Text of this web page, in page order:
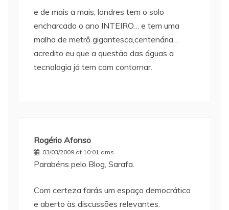
e de mais a mais, londres tem o solo
encharcado o ano INTEIRO… e tem uma
malha de metrô gigantesca,centenária…
acredito eu que a questão das águas a
tecnologia já tem com contornar.
Rogério Afonso
03/03/2009 at 10:01 ams
Parabéns pelo Blog, Sarafa.
Com certeza farás um espaço democrático
e aberto às discussões relevantes.